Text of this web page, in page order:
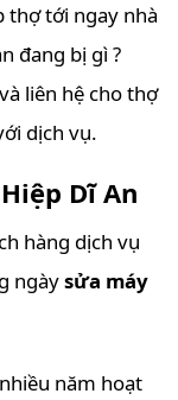
thợ tới ngay nhà
đang bị gì ?
liên hệ cho thợ
dịch vụ.
Dĩ An
hàng dịch vụ
ngàysửa máy
năm hoạt